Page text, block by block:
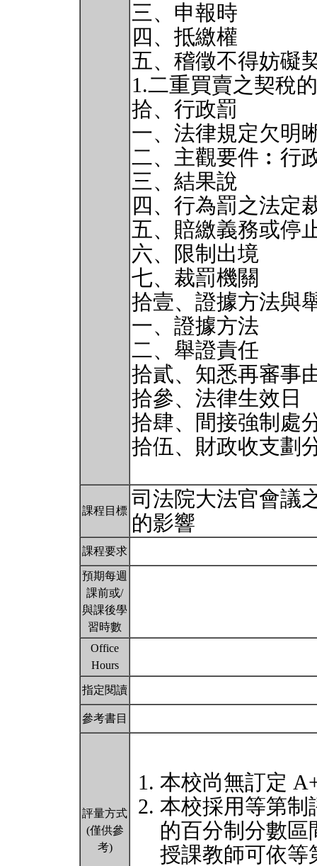
三、申報時
四、抵繳權
五、稽徵不得妨礙
1.二重買賣之契稅
拾、行政罰
一、法律規定欠明
二、主觀要件︰行
三、結果說
四、行為罰之法定
五、賠繳義務或停
六、限制出境
七、裁罰機關
拾壹、證據方法與
一、證據方法
二、舉證責任
拾貳、知悉再審事
拾參、法律生效日
拾肆、間接強制處
拾伍、財政收支劃
課程目標 司法院大法官會議
的影響
課程要求
預期每週
課前或/
與課後學
習時數
Office
Hours
指定閱讀
參考書目
評量方式
(僅供參
考)
本校尚無訂定
本校採用等第制
的百分制分數
授課教師可依等